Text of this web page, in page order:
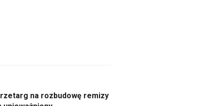
na rozbudowę remizy